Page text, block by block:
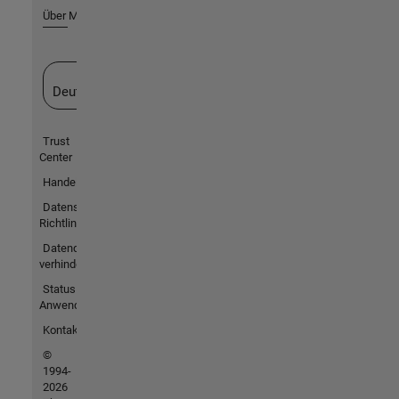
Über MathWorks
Deutschland
Trust
Center
Handelsmarken
Datenschutz-
Richtlinien
Datendiebstahl
verhindern
Status von
Anwendungen
Kontakt
©
1994-
2026